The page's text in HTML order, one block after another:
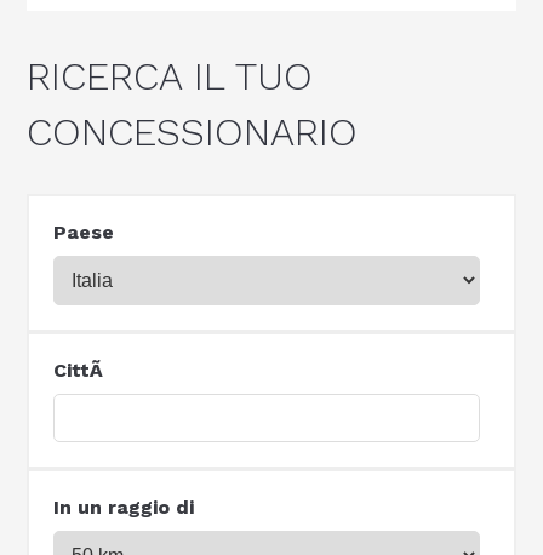
RICERCA IL TUO
CONCESSIONARIO
Paese
CittÃ
In un raggio di